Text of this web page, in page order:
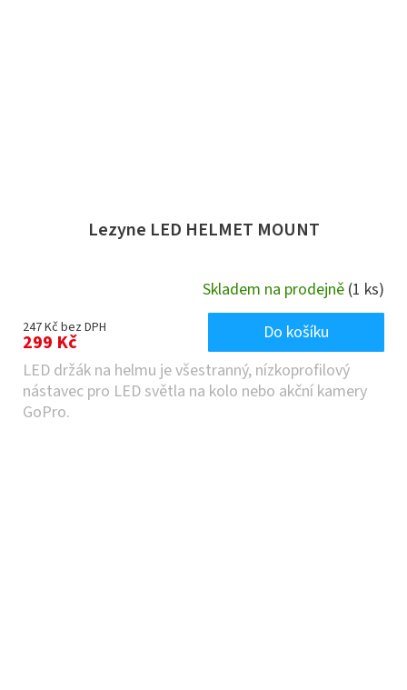
Lezyne LED HELMET MOUNT
Skladem na prodejně (1 ks)
247 Kč bez DPH
299 Kč
Do košíku
LED držák na helmu je všestranný, nízkoprofilový
nástavec pro LED světla na kolo nebo akční kamery
GoPro.